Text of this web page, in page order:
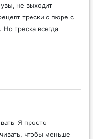
не выходит
трески с пюре с
треска всегда
Я просто
чтобы меньше